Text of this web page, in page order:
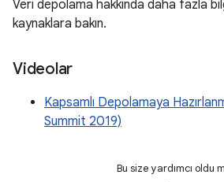
Veri depolama hakkında daha fazla
kaynaklara bakın.
Videolar
Kapsamlı Depolamaya
Summit 2019)
Bu size yardımcı oldu